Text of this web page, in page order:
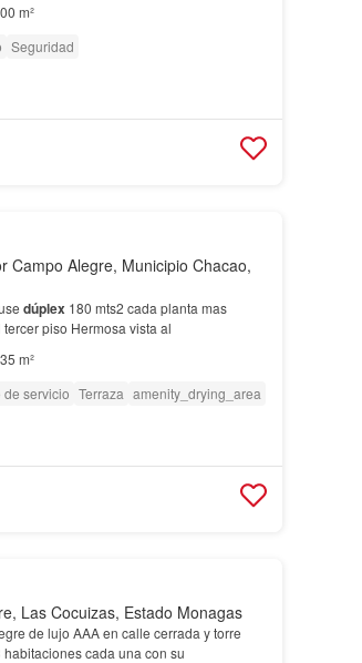
m²
Seguridad
Campo Alegre, Municipio Chacao,
dúplex 180 mts2 cada planta mas
piso Hermosa vista al
m²
de servicio Terraza amenity_drying_area
Las Cocuizas, Estado Monagas
de lujo AAA en calle cerrada y torre
cada una con su